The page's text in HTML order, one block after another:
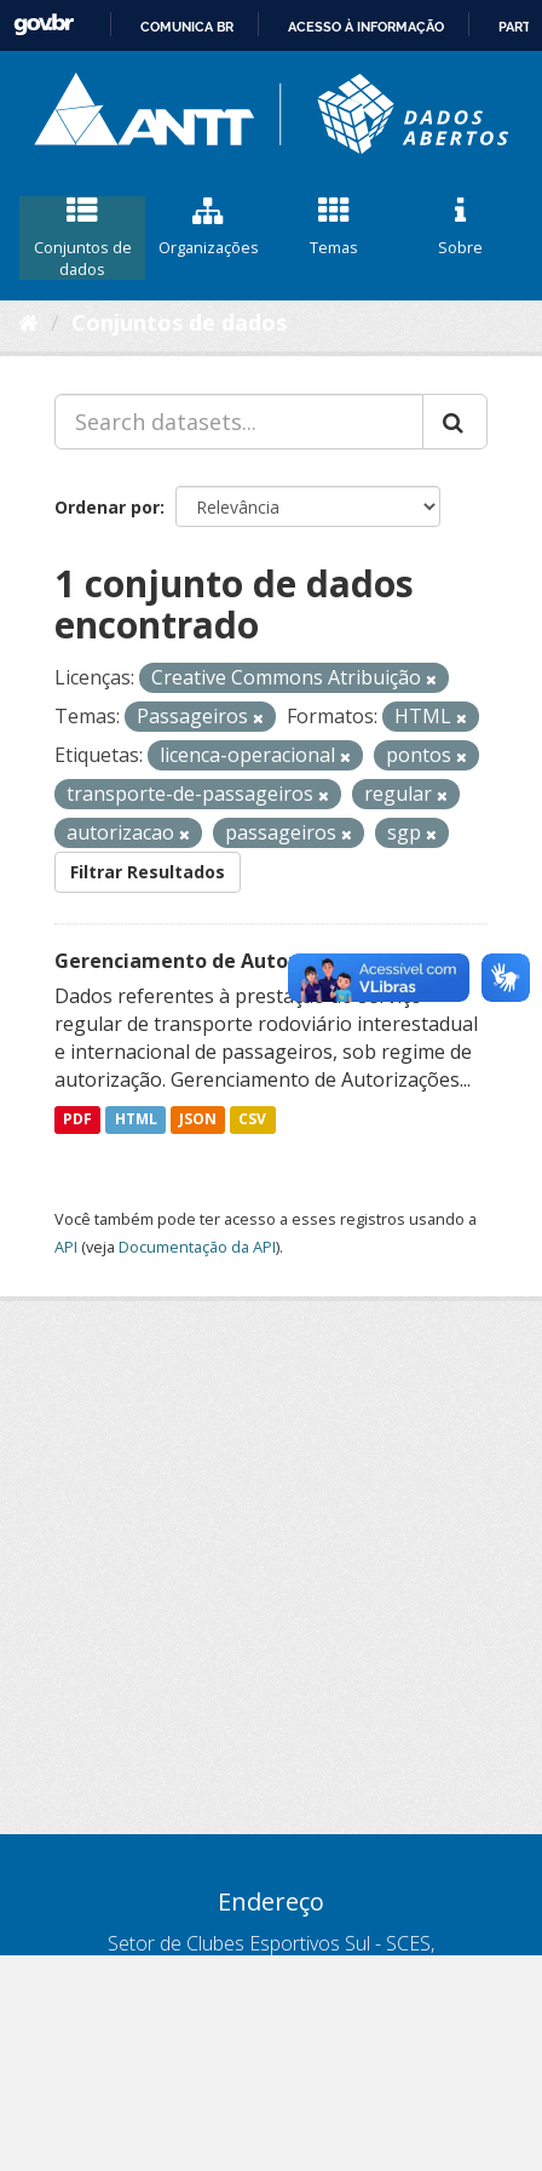
CONTEÚDO
COMUNICA BR ACESSO À INFORMAÇÃO
Conjuntos de
dados
Organizações Temas Sobre
Ordenar por
1 conjunto de dados
encontrado
Licenças:
Creative Commons Atribuição
Temas:
Passageiros Formatos:
HTML
Etiquetas:
licenca-operacional
pontos
transporte-de-passageiros
regular
autorizacao
passageiros sgp
Filtrar Resultados
Gerenciamento de Autorizações
Dados referentes à prestação do serviço
regular de transporte rodoviário interestadual
e internacional de passageiros, sob regime de
autorização. Gerenciamento de Autorizações...
PDF HTML JSON CSV
Você também pode ter acesso a esses registros usando a
API (veja Documentação da API).
Endereço
Setor de Clubes Esportivos Sul - SCES,